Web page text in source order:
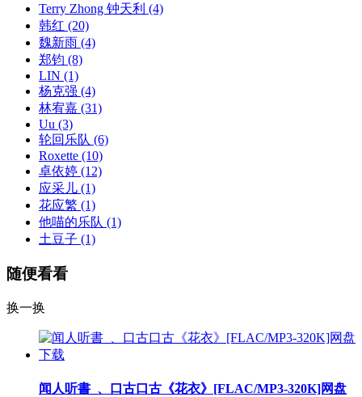
Terry Zhong 钟天利 (4)
韩红 (20)
魏新雨 (4)
郑钧 (8)
LIN (1)
杨克强 (4)
林宥嘉 (31)
Uu (3)
轮回乐队 (6)
Roxette (10)
卓依婷 (12)
应采儿 (1)
花应繁 (1)
他喵的乐队 (1)
土豆子 (1)
随便看看
换一换
闻人听書_、口古口古《花衣》[FLAC/MP3-320K]网盘